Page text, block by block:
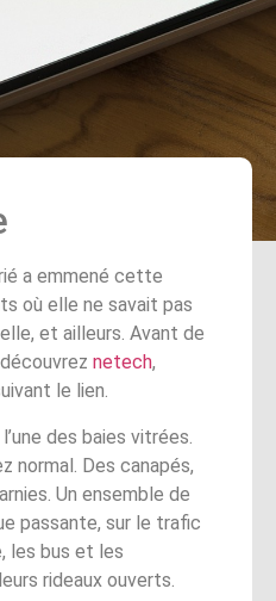
a emmené cette
où elle ne savait pas
et ailleurs. Avant de
netech,
le lien.
des baies vitrées.
normal. Des canapés,
Un ensemble de
passante, sur le trafic
les bus et les
rideaux ouverts.